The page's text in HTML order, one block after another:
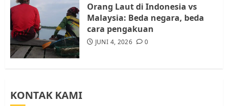
Orang Laut di Indonesia vs
Malaysia: Beda negara, beda
cara pengakuan
JUNI 4, 2026 0
KONTAK KAMI